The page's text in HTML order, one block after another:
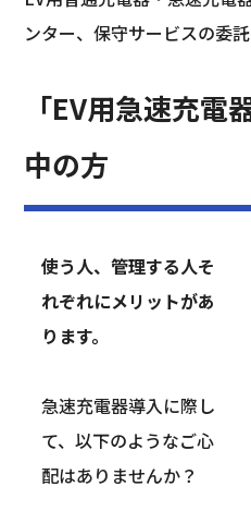
ンター、保守サービスの委
「EV用急速充電
中の方
使う人、管理する人そ
れぞれにメリットがあ
ります。
急速充電器導入に際し
て、以下のようなご心
配はありませんか？